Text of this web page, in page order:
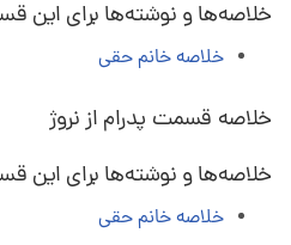
خلاصه‌ها و نوشته‌ها برای این
خلاصه خانم حقی
خلاصه قسمت پدرام از نروژ
خلاصه‌ها و نوشته‌ها برای این
خلاصه خانم حقی